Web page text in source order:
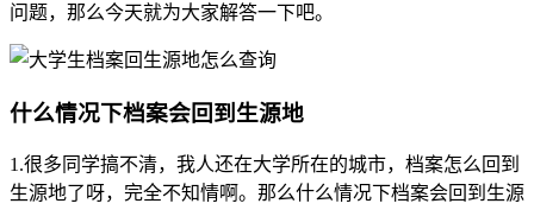
问题，那么今天就为大家解答一下吧。
什么情况下档案会回到生源地
1.很多同学搞不清，我人还在大学所在的城市，档案怎么回到
生源地了呀，完全不知情啊。那么什么情况下档案会回到生源